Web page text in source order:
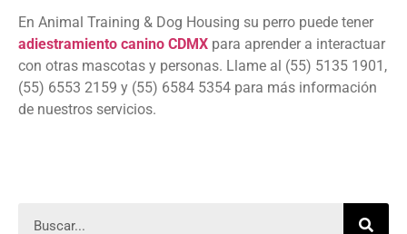
En Animal Training & Dog Housing su perro puede tener
adiestramiento canino CDMX para aprender a interactuar
con otras mascotas y personas. Llame al (55) 5135 1901,
(55) 6553 2159 y (55) 6584 5354 para más información
de nuestros servicios.